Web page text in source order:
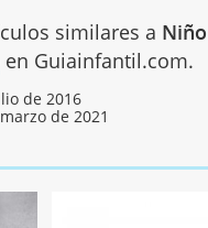
similares a
en Guiainfantil.com.
de 2016
de 2021